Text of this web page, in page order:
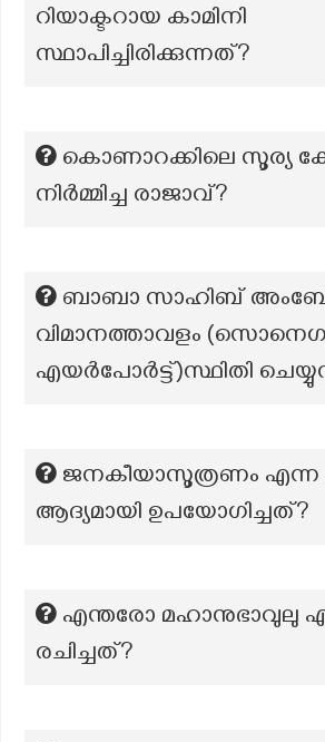
റിയാക്ടറായ കാമിനി
സ്ഥാപിച്ചിരിക്കുന്നത്?
കൊണാറക്കിലെ സൂര്യ
നിർമ്മിച്ച രാജാവ്?
ബാബാ സാഹിബ്
വിമാനത്താവളം
എയർപോർട്ട്)സ്ഥിതി
ജനകീയാസൂത്രണം എന്ന
ആദ്യമായി ഉപയോഗിച്ചത്?
എന്തരോ മഹാനുഭാവുലു
രചിച്ചത്?